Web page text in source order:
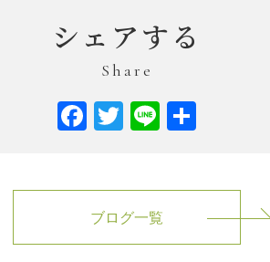
シェアする
Share
Facebook
Twitter
Line
ブログ一覧